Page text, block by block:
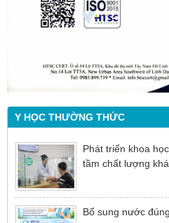
Y HỌC THƯỜNG THỨC
Phát triển khoa
tầm chất lượng
Bổ sung nước